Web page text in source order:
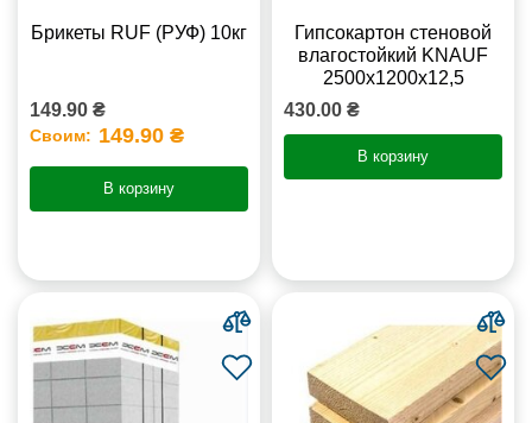
Брикеты RUF (РУФ) 10кг
149.90 ₴
Своим: 149.90 ₴
В корзину
Гипсокартон стеновой
влагостойкий KNAUF
2500х1200х12,5
430.00 ₴
В корзину